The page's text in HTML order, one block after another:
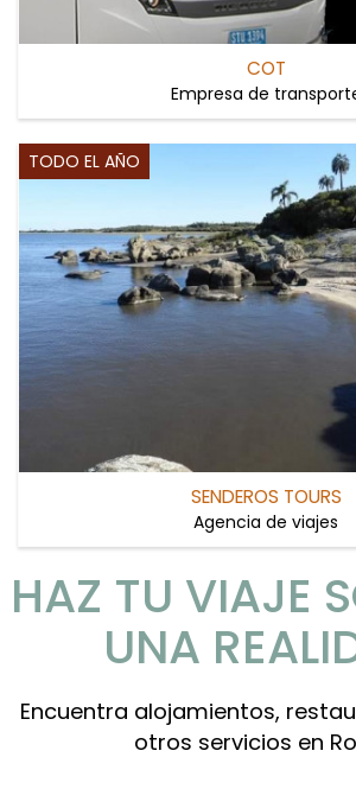
COT
Empresa de
TODO EL AÑO
SENDEROS TOURS
Agencia de viajes
HAZ TU VIAJE
UNA
Encuentra alojamientos,
otros servicios en